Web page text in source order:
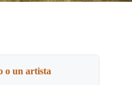
o un artista